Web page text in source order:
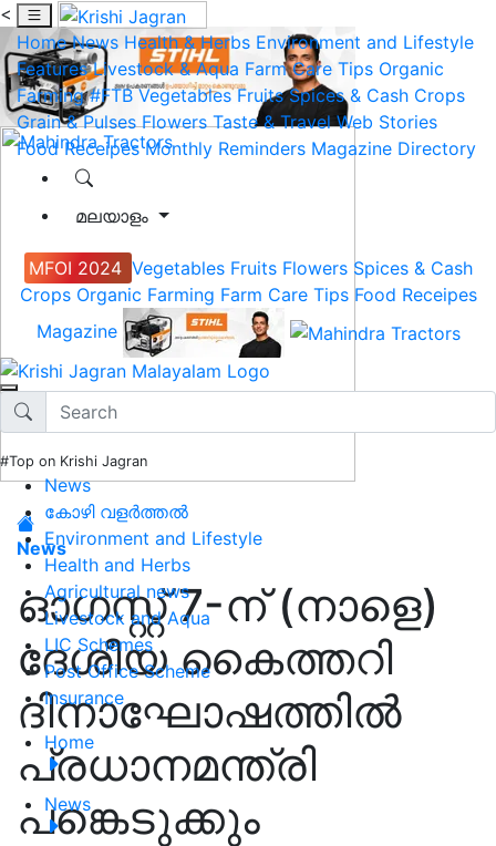
<
Home News Health & Herbs Environment and Lifestyle
Features Livestock & Aqua Farm Care Tips Organic
Farming #FTB Vegetables Fruits Spices & Cash Crops
Grain & Pulses Flowers Taste & Travel Web Stories
Food Receipes Monthly Reminders Magazine Directory
മലയാളം
MFOI 2024 Vegetables Fruits Flowers Spices & Cash
Crops Organic Farming Farm Care Tips Food Receipes
Magazine
#Top on Krishi Jagran
News
കോഴി വളർത്തൽ
Environment and Lifestyle
Health and Herbs
Agricultural news
Livestock and Aqua
LIC Schemes
Post Office Scheme
Insurance
Home
News
News
ഓഗസ്റ്റ് 7-ന് (നാളെ)
ദേശീയ കൈത്തറി
ദിനാഘോഷത്തില്‍
പ്രധാനമന്ത്രി
പങ്കെടുക്കും